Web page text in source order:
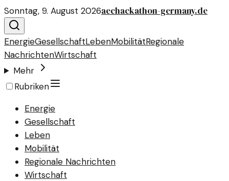
Sonntag, 9. August 2026aechackathon-germany.de
EnergieGesellschaftLebenMobilitätRegionale
NachrichtenWirtschaft
Mehr
Rubriken
Energie
Gesellschaft
Leben
Mobilität
Regionale Nachrichten
Wirtschaft